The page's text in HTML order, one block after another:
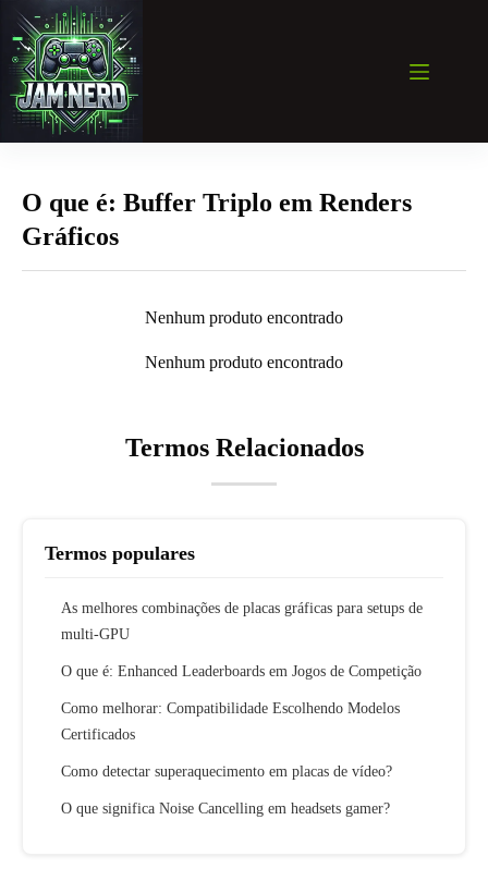
para
conteúdo
O que é: Buffer Triplo em Renders
Gráficos
Nenhum produto encontrado
Nenhum produto encontrado
Termos Relacionados
Termos populares
As melhores combinações de placas gráficas para setups de
multi-GPU
O que é: Enhanced Leaderboards em Jogos de Competição
Como melhorar: Compatibilidade Escolhendo Modelos
Certificados
Como detectar superaquecimento em placas de vídeo?
O que significa Noise Cancelling em headsets gamer?